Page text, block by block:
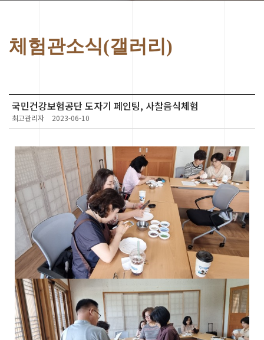
체험관소식(갤러리)
국민건강보험공단 도자기 페인팅, 사찰음식체험
최고관리자 2023-06-10